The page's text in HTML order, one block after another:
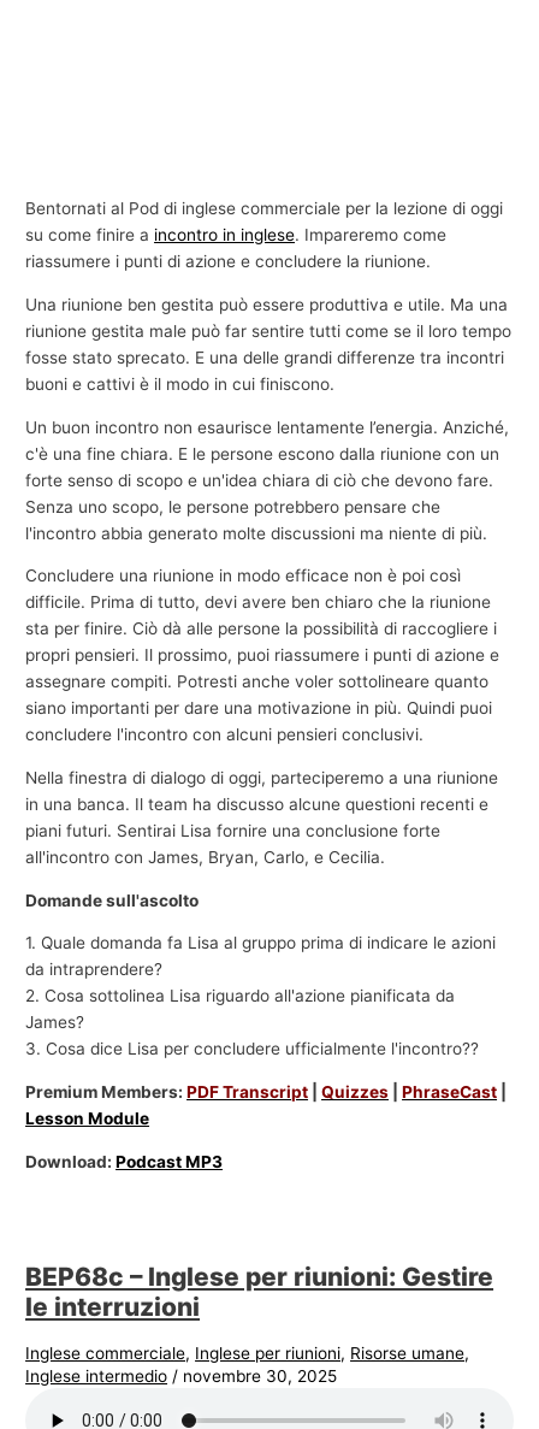
Bentornati al Pod di inglese commerciale per la lezione di oggi
su come finire a incontro in inglese. Impareremo come
riassumere i punti di azione e concludere la riunione.
Una riunione ben gestita può essere produttiva e utile. Ma una
riunione gestita male può far sentire tutti come se il loro tempo
fosse stato sprecato. E una delle grandi differenze tra incontri
buoni e cattivi è il modo in cui finiscono.
Un buon incontro non esaurisce lentamente l’energia. Anziché,
c'è una fine chiara. E le persone escono dalla riunione con un
forte senso di scopo e un'idea chiara di ciò che devono fare.
Senza uno scopo, le persone potrebbero pensare che
l'incontro abbia generato molte discussioni ma niente di più.
Concludere una riunione in modo efficace non è poi così
difficile. Prima di tutto, devi avere ben chiaro che la riunione
sta per finire. Ciò dà alle persone la possibilità di raccogliere i
propri pensieri. Il prossimo, puoi riassumere i punti di azione e
assegnare compiti. Potresti anche voler sottolineare quanto
siano importanti per dare una motivazione in più. Quindi puoi
concludere l'incontro con alcuni pensieri conclusivi.
Nella finestra di dialogo di oggi, parteciperemo a una riunione
in una banca. Il team ha discusso alcune questioni recenti e
piani futuri. Sentirai Lisa fornire una conclusione forte
all'incontro con James, Bryan, Carlo, e Cecilia.
Domande sull'ascolto
1. Quale domanda fa Lisa al gruppo prima di indicare le azioni
da intraprendere?
2. Cosa sottolinea Lisa riguardo all'azione pianificata da
James?
3. Cosa dice Lisa per concludere ufficialmente l'incontro??
Premium Members:PDF Transcript |Quizzes |PhraseCast
Lesson Module
Download:Podcast MP3
BEP68c – Inglese per riunioni: Gestire
le interruzioni
Inglese commerciale, Inglese per riunioni, Risorse umane,
Inglese intermedio / novembre 30, 2025